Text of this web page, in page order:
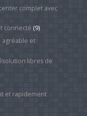
complet avec
connecté (9)
agréable et
libres de
et rapidement